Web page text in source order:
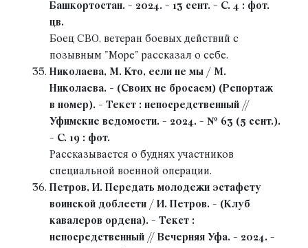
Башкортостан. - 2024. - 13 сент. - С. 4 : фот.
цв.
Боец СВО, ветеран боевых действий с
позывным "Море" рассказал о себе.
Николаева, М. Кто, если не мы / М.
Николаева. - (Своих не бросаем) (Репортаж
в номер). - Текст : непосредственный //
Уфимские ведомости. - 2024. - № 63 (5 сент.).
- С. 19 : фот.
Рассказывается о буднях участников
специальной военной операции.
Петров, И. Передать молодежи эстафету
воинской доблести / И. Петров. - (Клуб
кавалеров ордена). - Текст :
непосредственный // Вечерняя Уфа. - 2024. -